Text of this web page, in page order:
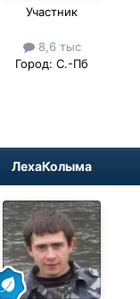
Участник
8,6 тыс
Город: С.-Пб
ЛехаКолыма